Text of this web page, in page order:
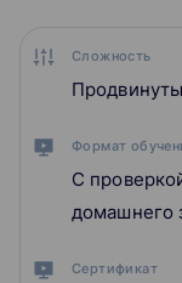
Сложность
Формат
С
домашнего
Сертификат